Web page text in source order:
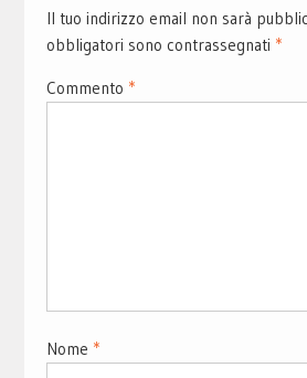
Il tuo indirizzo email non sarà
obbligatori sono contrassegnati *
Commento *
Nome *